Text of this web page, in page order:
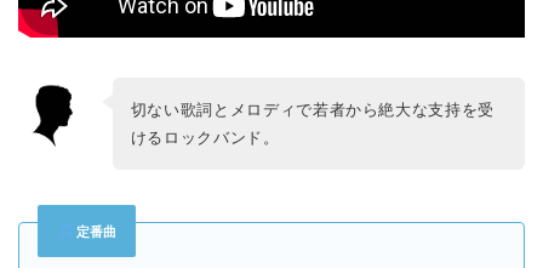
切ない歌詞とメロディで若者から絶大な支持を受
けるロックバンド。
定番曲